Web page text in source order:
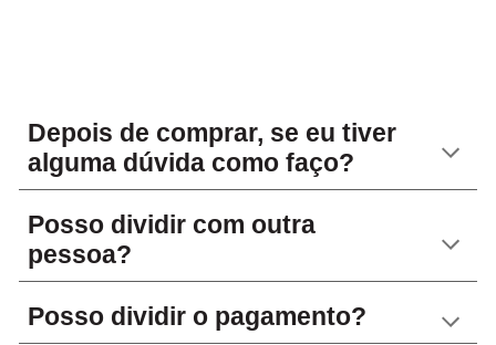
Depois de comprar, se eu tiver
alguma dúvida como faço?
Posso dividir com outra
pessoa?
Posso dividir o pagamento?